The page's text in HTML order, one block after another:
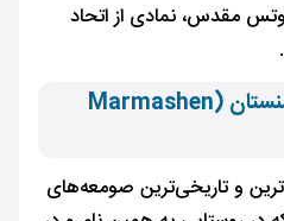
مقدس، نمادی از اتحاد
10- کلیسای مارماشن ارمنستان (Marmashen
و تاریخی‌ترین صومعه‌های